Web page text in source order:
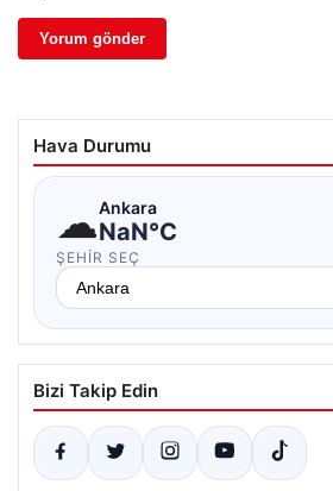
Hava Durumu
☁Ankara
NaN°C
ŞEHIR SEÇ
Bizi Takip Edin